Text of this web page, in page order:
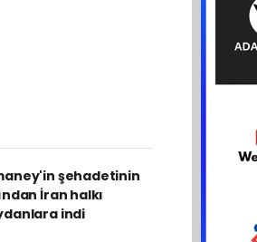
şehadetinin
İran halkı
indi